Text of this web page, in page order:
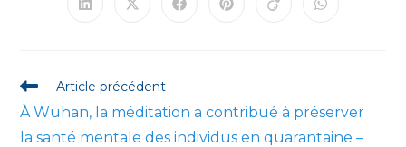
Ouvrir
Ouvrir Ouvrir Ouvrir Ouvrir Ouvrir
Read
more
articles
Article précédent
À Wuhan, la méditation a contribué à préserver
la santé mentale des individus en quarantaine –